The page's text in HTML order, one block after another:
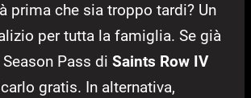
prima che sia troppo tardi? Un
per tutta la famiglia. Se già
Pass di Saints Row IV
gratis. In alternativa,